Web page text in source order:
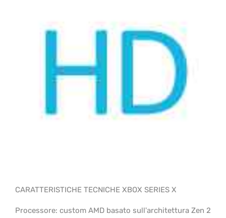
CARATTERISTICHE TECNICHE XBOX SERIES X
Processore: custom AMD basato sull'architettura Zen 2